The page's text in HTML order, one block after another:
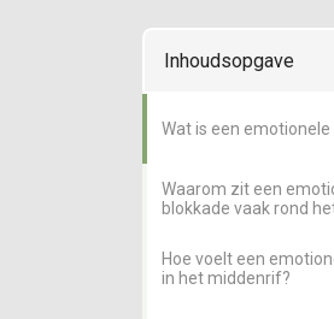
Inhoudsopgave
Wat is een emotionele
Waarom zit een
blokkade vaak rond
Hoe voelt een
in het middenrif?